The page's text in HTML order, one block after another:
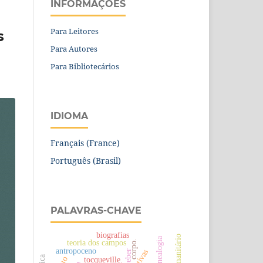
INFORMAÇÕES
Para Leitores
Para Autores
Para Bibliotecários
IDIOMA
Français (France)
Português (Brasil)
PALAVRAS-CHAVE
antropoceno weber
tocqueville. corpo.
teoria dos campos
biografias
genealogia